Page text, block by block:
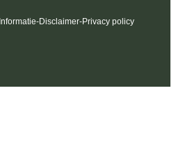
Informatie-Disclaimer-Privacy policy